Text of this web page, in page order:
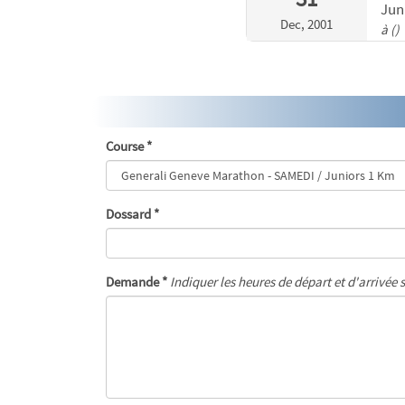
Dec, 2001 à ()
Course *
Dossard *
Demande * Indiquer les heures de départ et